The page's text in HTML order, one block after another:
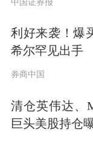
2021年2月
年多的调整
工业富联主
利好来袭！爆
希尔罕见出手
券商中国
清仓英伟达、
巨头美股持仓